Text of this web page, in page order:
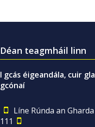
Déan teagmháil linn
I gcás éigeandála, cuir
gcónaí
Líne Rúnda an
111